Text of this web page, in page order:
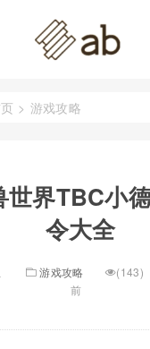
> 游戏攻略
世界TBC小
令大全
游戏攻略 (143)
前